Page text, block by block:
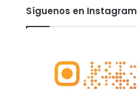
Síguenos en Instagram